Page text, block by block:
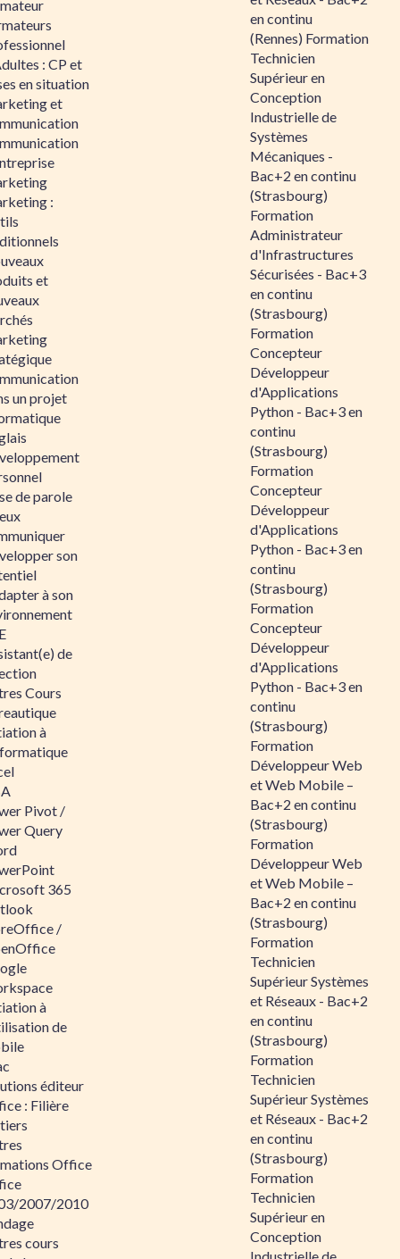
: CP et
en situation
et
:
et
un projet
de parole
son
à son
de
Cours
à
Pivot /
Query
365
/
à
de
éditeur
: Filière
Office
2007/2010
cours
en continu
(Rennes) Formation
Technicien
Supérieur en
Conception
Industrielle de
Systèmes
Mécaniques -
Bac+2 en continu
(Strasbourg)
Formation
Administrateur
d'Infrastructures
Sécurisées - Bac+3
en continu
(Strasbourg)
Formation
Concepteur
Développeur
d'Applications
Python - Bac+3 en
continu
(Strasbourg)
Formation
Concepteur
Développeur
d'Applications
Python - Bac+3 en
continu
(Strasbourg)
Formation
Concepteur
Développeur
d'Applications
Python - Bac+3 en
continu
(Strasbourg)
Formation
Développeur Web
et Web Mobile –
Bac+2 en continu
(Strasbourg)
Formation
Développeur Web
et Web Mobile –
Bac+2 en continu
(Strasbourg)
Formation
Technicien
Supérieur Systèmes
et Réseaux - Bac+2
en continu
(Strasbourg)
Formation
Technicien
Supérieur Systèmes
et Réseaux - Bac+2
en continu
(Strasbourg)
Formation
Technicien
Supérieur en
Conception